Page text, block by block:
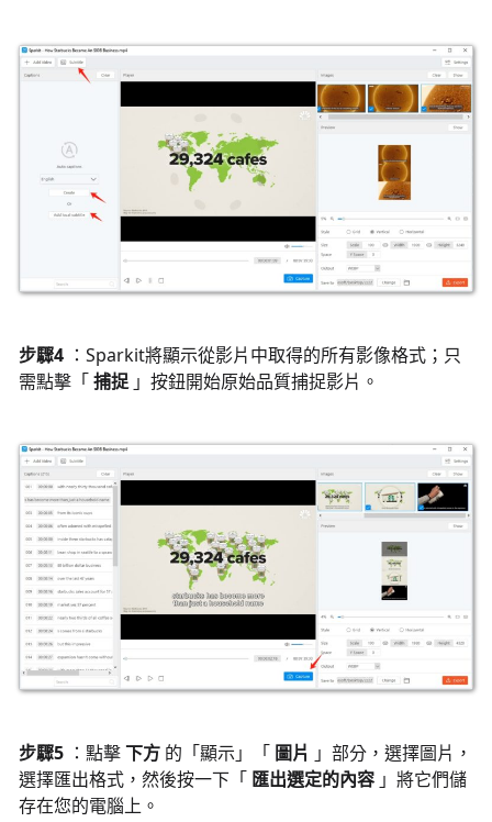
步驟4 ：Sparkit將顯示從影片中取得的所有影像格式；只
需點擊「捕捉」按鈕開始原始品質捕捉影片。
步驟5 ：點擊下方 的「顯示」「 圖片 」部分，選擇圖片，
選擇匯出格式，然後按一下「 匯出選定的內容 」將它們儲
存在您的電腦上。